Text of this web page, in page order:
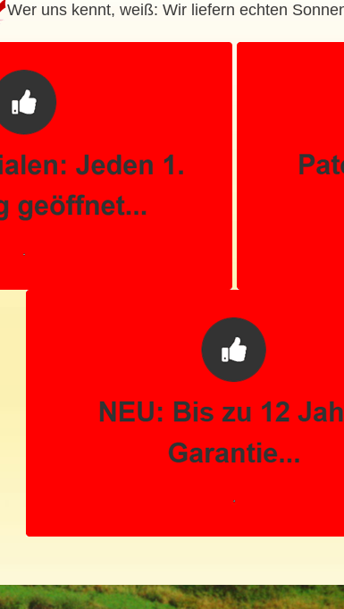
Wer uns kennt, weiß: Wir liefern echten